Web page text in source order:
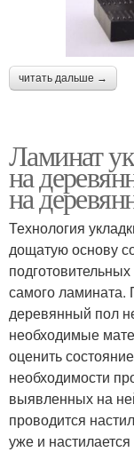
читать дальше →
Ламинат
на
на
Технология
дощатую основу
самого ламината.
деревянный пол
необходимые
оценить
необходимости
выявленных на
проводится
уже и